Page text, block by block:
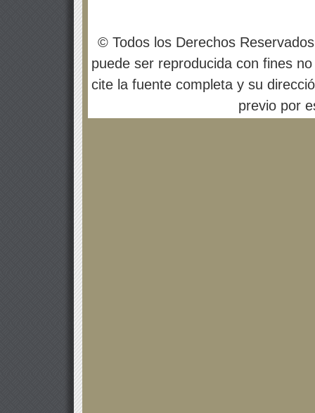
© Todos los Derechos
puede ser reproducida con fines
cite la fuente completa y su
previo por